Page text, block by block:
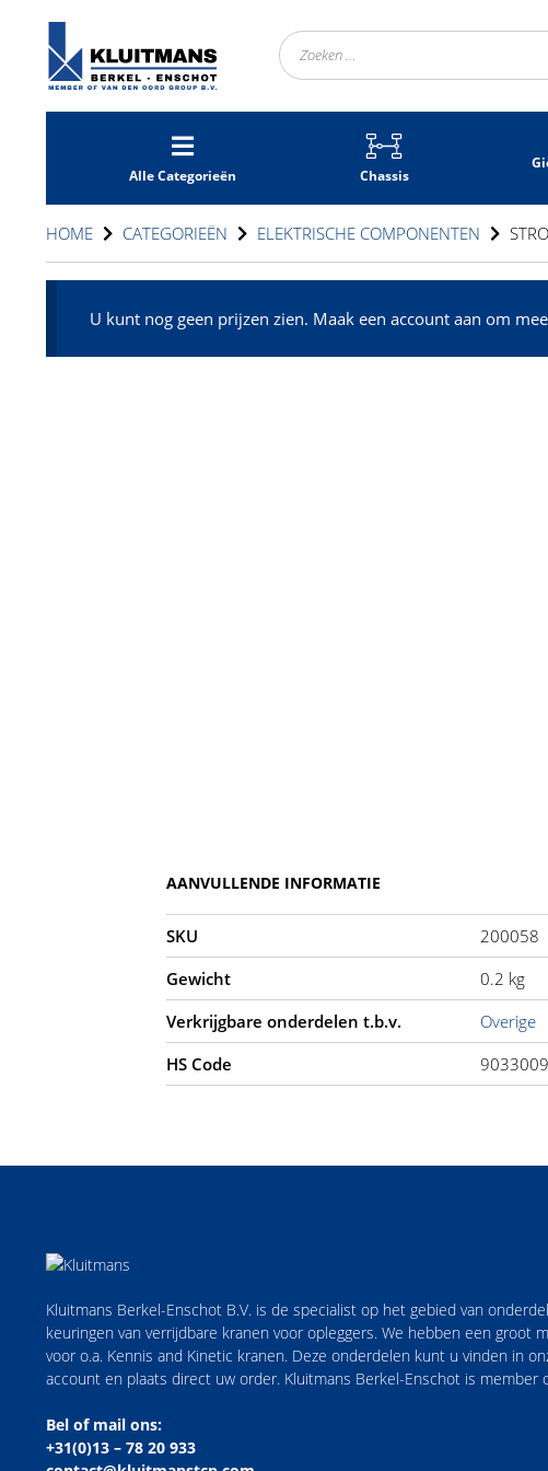
inhoud
Zoek
naar:
Alle Categorieën Chassis
HOME CATEGORIEËN ELEKTRISCHE COMPONENTEN
U kunt nog geen prijzen zien. Maak een account aan om
AANVULLENDE INFORMATIE
SKU
200058
Gewicht
0.2 kg
Verkrijgbare onderdelen t.b.v.
Overige
HS Code
Kluitmans Berkel-Enschot B.V. is de specialist op het gebied van
keuringen van verrijdbare kranen voor opleggers. We hebben een groot
voor o.a. Kennis and Kinetic kranen. Deze onderdelen kunt u vinden in
account en plaats direct uw order. Kluitmans Berkel-Enschot is member
Bel of mail ons:
+31(0)13 – 78 20 933